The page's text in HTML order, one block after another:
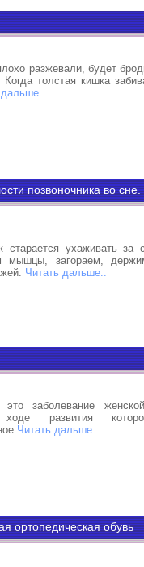
разжевали, будет
толстая кишка
дальше..
позвоночника во
старается ухаживать
мышцы, загораем,
Читать дальше..
заболевание
развития
Читать дальше..
ортопедическая обувь